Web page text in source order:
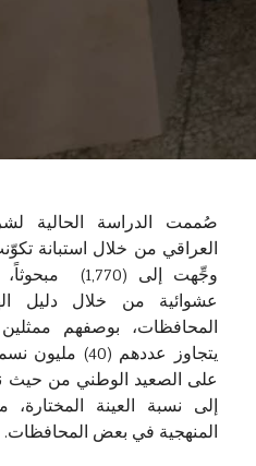
صُممت الدراسة الحالية
العراقي من خلال استبانة
وجِّهت إلى
عشوائية من خلال دليل
المحافظات، بوصفهم
يتجاوز عددهم
على الصعيد الوطني من حيث
إلى نسبة العينة
المنهجية في بعض المحافظات.